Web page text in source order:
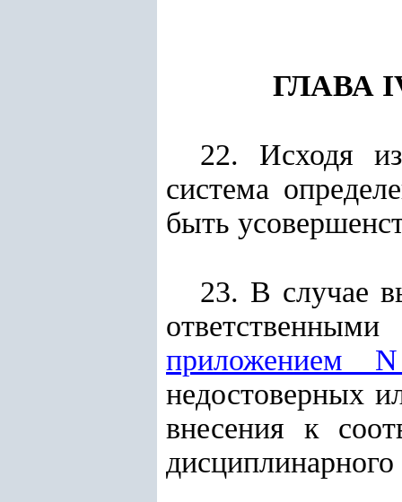
ГЛАВА
22. Исходя
система
быть
23. В случае
приложением
недостоверных
внесения к